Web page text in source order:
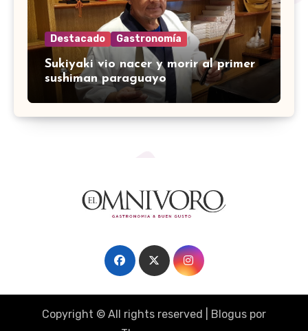
Destacado Gastronomía
Sukiyaki vio nacer y morir al primer
sushiman paraguayo
Copyright © All rights reserved Blogus por